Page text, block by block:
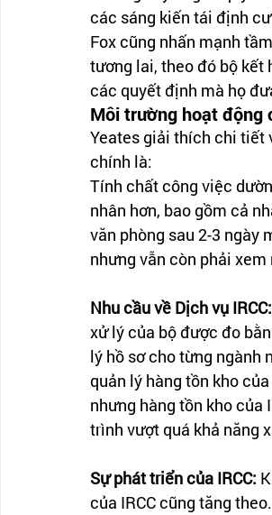
các sáng kiến ​​tái định
Fox cũng nhấn mạnh
tương lai, theo đó bộ
các quyết định mà họ
Môi trường hoạt động
Yeates giải thích chi tiết
chính là:
Tính chất công việc
nhân hơn, bao gồm cả
văn phòng sau 2-3
nhưng vẫn còn phải
Nhu cầu về Dịch vụ IRCC:
xử lý của bộ được đo
lý hồ sơ cho từng ngành
quản lý hàng tồn kho
nhưng hàng tồn kho của
trình vượt quá khả năng
Sự phát triển của IRCC:
của IRCC cũng tăng